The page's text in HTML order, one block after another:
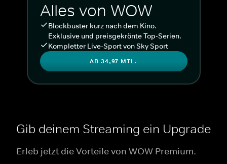
Alles von WOW
Blockbuster kurz nach dem Kino.
Exklusive und preisgekrönte Top-Serien.
Kompletter Live-Sport von Sky Sport
AB 34,97 MTL.
Gib deinem Streaming ein Upgrade
Erleb jetzt die Vorteile von WOW Premium.